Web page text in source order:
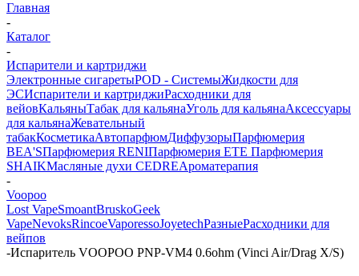
Главная
-
Каталог
-
Испарители и картриджи
Электронные сигаретыPOD - СистемыЖидкости для
ЭСИспарители и картриджиРасходники для
вейовКальяныТабак для кальянаУголь для кальянаАксессуары
для кальянаЖевательный
табакКосметикаАвтопарфюмДиффузорыПарфюмерия
BEA'SПарфюмерия RENIПарфюмерия ETE Парфюмерия
SHAIKМасляные духи CEDREАроматерапия
-
Voopoo
Lost VapeSmoantBruskoGeek
VapeNevoksRincoeVaporessoJoyetechРазныеРасходники для
вейпов
-Испаритель VOOPOO PNP-VM4 0.6ohm (Vinci Air/Drag X/S)